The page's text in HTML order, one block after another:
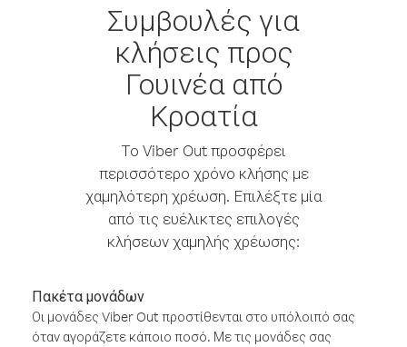
Συμβουλές για
κλήσεις προς
Γουινέα από
Κροατία
Το Viber Out προσφέρει
περισσότερο χρόνο κλήσης με
χαμηλότερη χρέωση. Επιλέξτε μία
από τις ευέλικτες επιλογές
κλήσεων χαμηλής χρέωσης:
Πακέτα μονάδων
Οι μονάδες Viber Out προστίθενται στο υπόλοιπό σας
όταν αγοράζετε κάποιο ποσό. Με τις μονάδες σας